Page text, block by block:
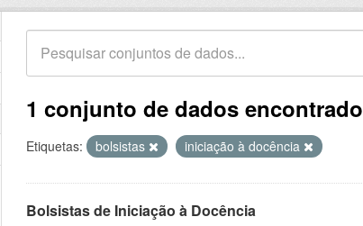
1 conjunto de dados encontrado
Etiquetas: bolsistas iniciação à docência
Bolsistas de Iniciação à Docência